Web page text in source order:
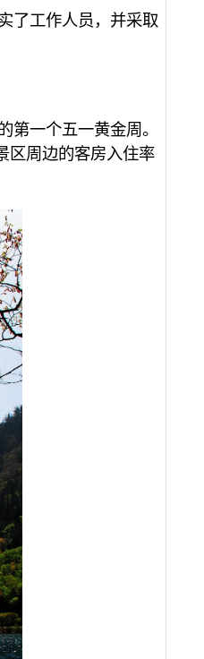
工作人员，并采取
一个五一黄金周。
区周边的客房入住率